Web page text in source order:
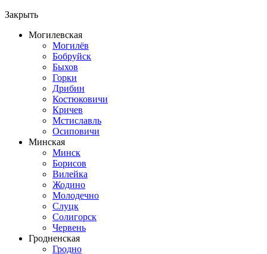
Закрыть
Могилевская
Могилёв
Бобруйск
Быхов
Горки
Дрибин
Костюковичи
Кричев
Мстиславль
Осиповичи
Минская
Минск
Борисов
Вилейка
Жодино
Молодечно
Слуцк
Солигорск
Червень
Гродненская
Гродно